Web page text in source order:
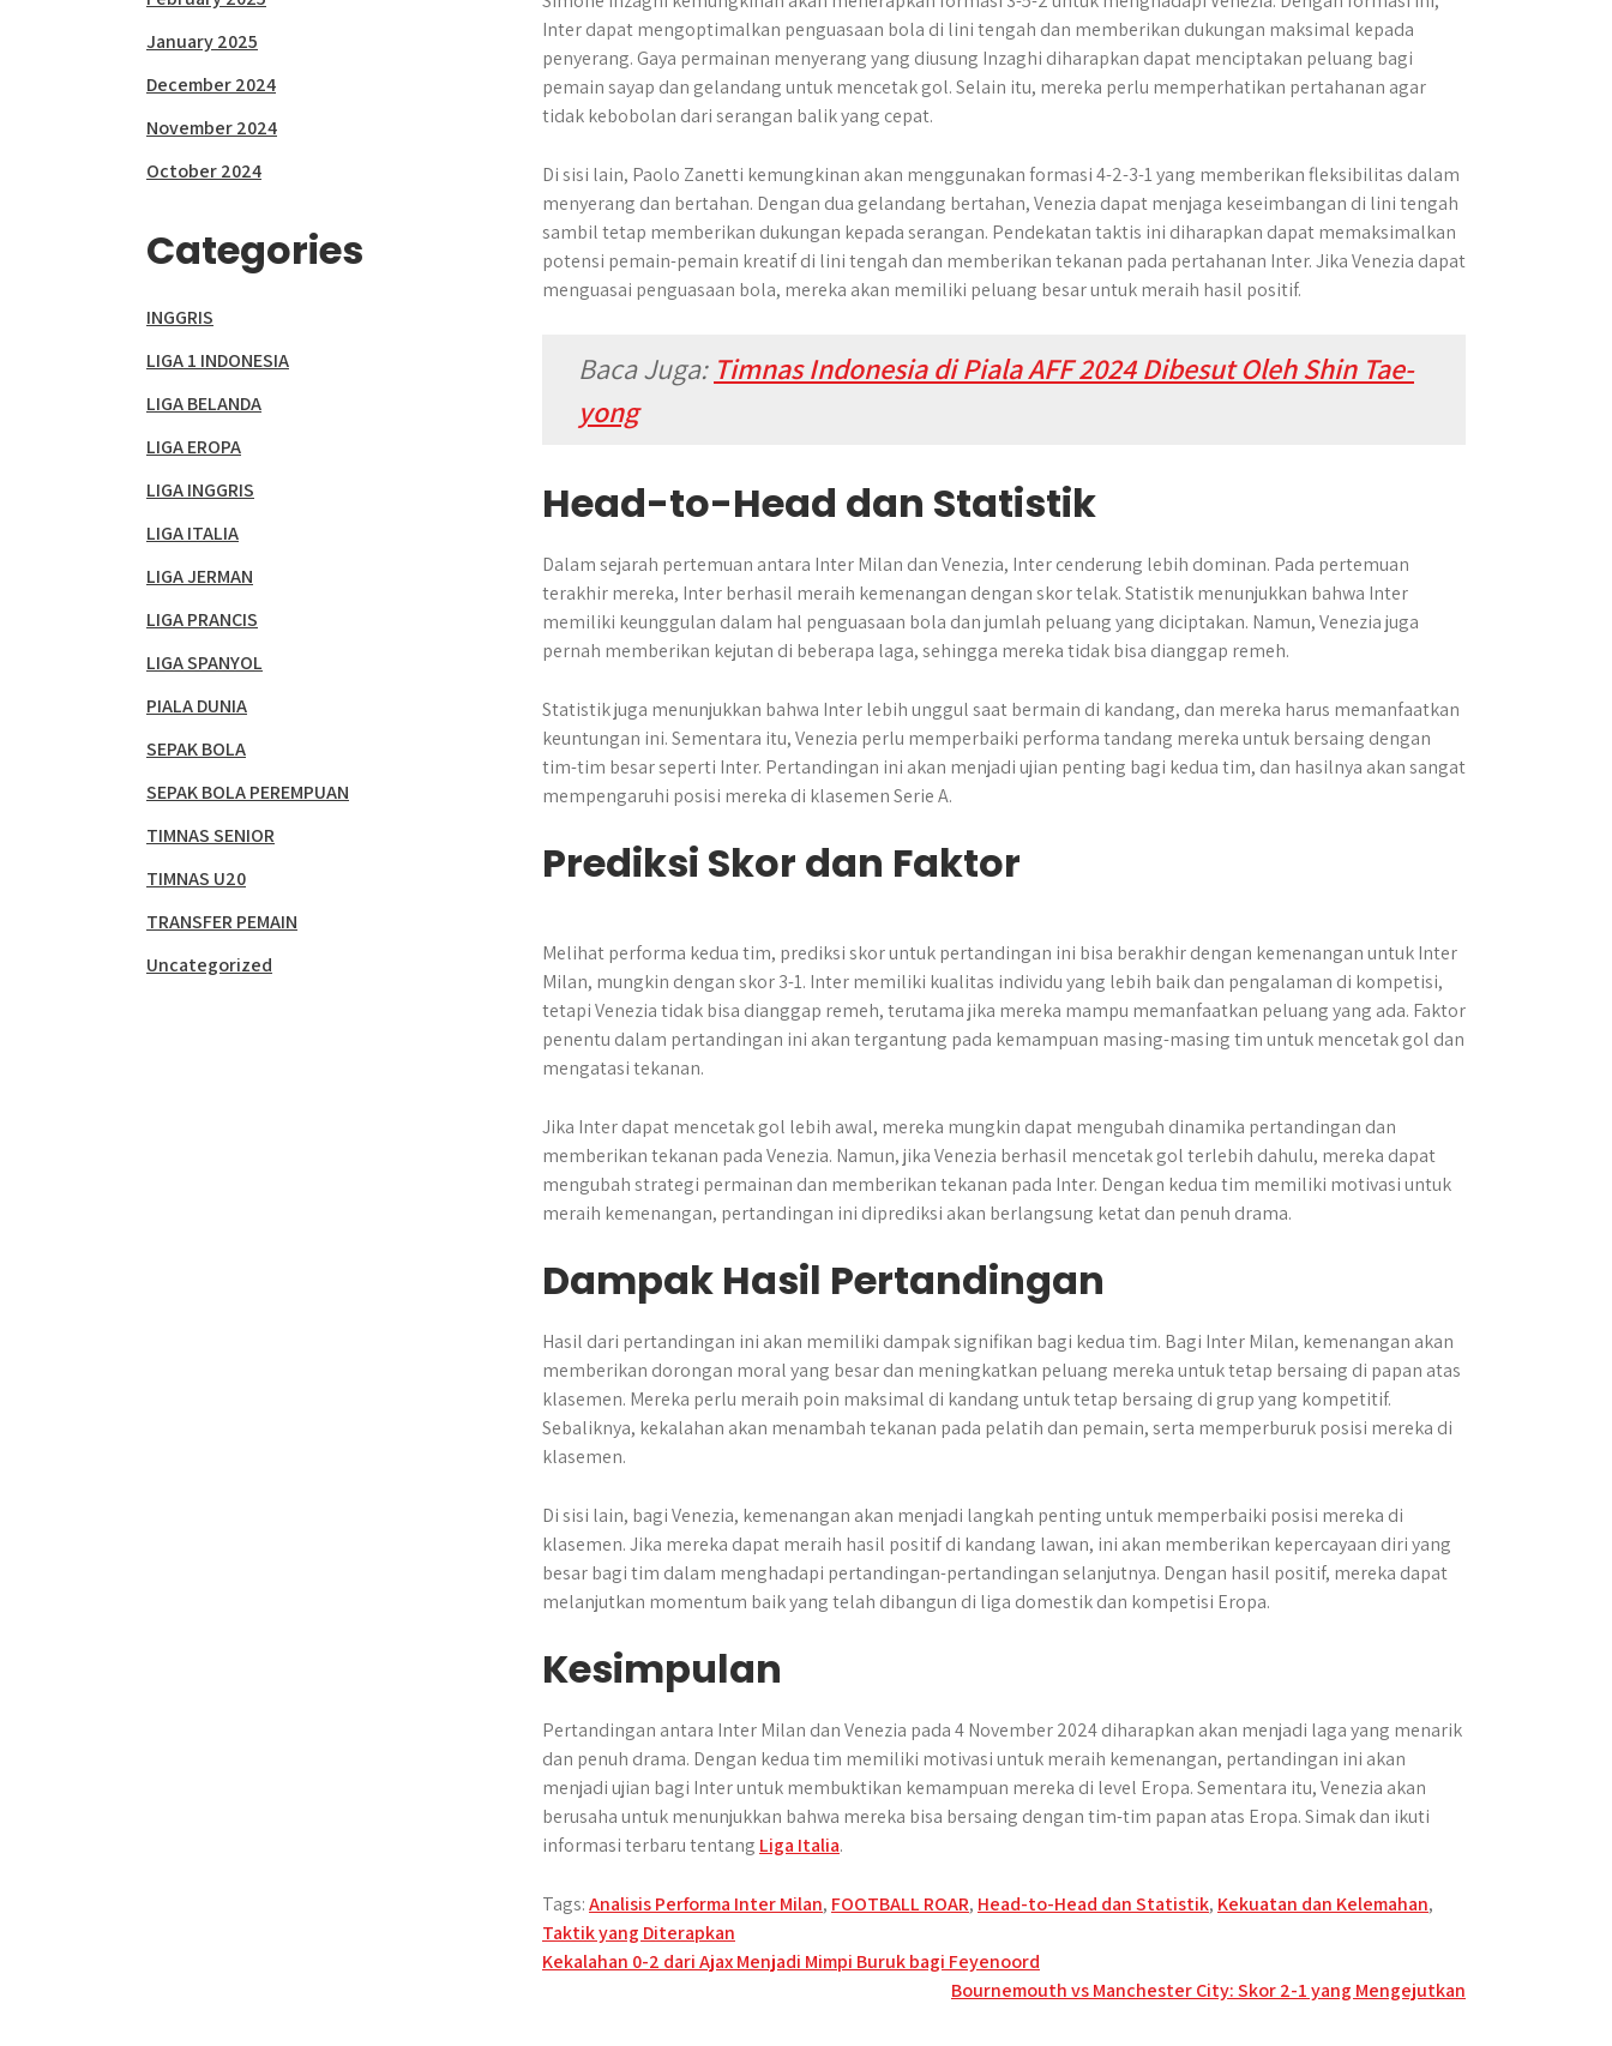
Inter dapat mengoptimalkan penguasaan bola di lini tengah dan memberikan dukungan maksimal kepada
penyerang. Gaya permainan menyerang yang diusung Inzaghi diharapkan dapat menciptakan peluang bagi
pemain sayap dan gelandang untuk mencetak gol. Selain itu, mereka perlu memperhatikan pertahanan agar
tidak kebobolan dari serangan balik yang cepat.
Di sisi lain, Paolo Zanetti kemungkinan akan menggunakan formasi 4-2-3-1 yang memberikan fleksibilitas dalam
menyerang dan bertahan. Dengan dua gelandang bertahan, Venezia dapat menjaga keseimbangan di lini tengah
sambil tetap memberikan dukungan kepada serangan. Pendekatan taktis ini diharapkan dapat memaksimalkan
potensi pemain-pemain kreatif di lini tengah dan memberikan tekanan pada pertahanan Inter. Jika Venezia dapat
menguasai penguasaan bola, mereka akan memiliki peluang besar untuk meraih hasil positif.
Baca Juga: Timnas Indonesia di Piala AFF 2024 Dibesut Oleh Shin Tae-
yong
Head-to-Head dan Statistik
Dalam sejarah pertemuan antara Inter Milan dan Venezia, Inter cenderung lebih dominan. Pada pertemuan
terakhir mereka, Inter berhasil meraih kemenangan dengan skor telak. Statistik menunjukkan bahwa Inter
memiliki keunggulan dalam hal penguasaan bola dan jumlah peluang yang diciptakan. Namun, Venezia juga
pernah memberikan kejutan di beberapa laga, sehingga mereka tidak bisa dianggap remeh.
Statistik juga menunjukkan bahwa Inter lebih unggul saat bermain di kandang, dan mereka harus memanfaatkan
keuntungan ini. Sementara itu, Venezia perlu memperbaiki performa tandang mereka untuk bersaing dengan
tim-tim besar seperti Inter. Pertandingan ini akan menjadi ujian penting bagi kedua tim, dan hasilnya akan sangat
mempengaruhi posisi mereka di klasemen Serie A.
Prediksi Skor dan Faktor
Melihat performa kedua tim, prediksi skor untuk pertandingan ini bisa berakhir dengan kemenangan untuk Inter
Milan, mungkin dengan skor 3-1. Inter memiliki kualitas individu yang lebih baik dan pengalaman di kompetisi,
tetapi Venezia tidak bisa dianggap remeh, terutama jika mereka mampu memanfaatkan peluang yang ada. Faktor
penentu dalam pertandingan ini akan tergantung pada kemampuan masing-masing tim untuk mencetak gol dan
mengatasi tekanan.
Jika Inter dapat mencetak gol lebih awal, mereka mungkin dapat mengubah dinamika pertandingan dan
memberikan tekanan pada Venezia. Namun, jika Venezia berhasil mencetak gol terlebih dahulu, mereka dapat
mengubah strategi permainan dan memberikan tekanan pada Inter. Dengan kedua tim memiliki motivasi untuk
meraih kemenangan, pertandingan ini diprediksi akan berlangsung ketat dan penuh drama.
Dampak Hasil Pertandingan
Hasil dari pertandingan ini akan memiliki dampak signifikan bagi kedua tim. Bagi Inter Milan, kemenangan akan
memberikan dorongan moral yang besar dan meningkatkan peluang mereka untuk tetap bersaing di papan atas
klasemen. Mereka perlu meraih poin maksimal di kandang untuk tetap bersaing di grup yang kompetitif.
Sebaliknya, kekalahan akan menambah tekanan pada pelatih dan pemain, serta memperburuk posisi mereka di
klasemen.
Di sisi lain, bagi Venezia, kemenangan akan menjadi langkah penting untuk memperbaiki posisi mereka di
klasemen. Jika mereka dapat meraih hasil positif di kandang lawan, ini akan memberikan kepercayaan diri yang
besar bagi tim dalam menghadapi pertandingan-pertandingan selanjutnya. Dengan hasil positif, mereka dapat
melanjutkan momentum baik yang telah dibangun di liga domestik dan kompetisi Eropa.
Kesimpulan
Pertandingan antara Inter Milan dan Venezia pada 4 November 2024 diharapkan akan menjadi laga yang menarik
dan penuh drama. Dengan kedua tim memiliki motivasi untuk meraih kemenangan, pertandingan ini akan
menjadi ujian bagi Inter untuk membuktikan kemampuan mereka di level Eropa. Sementara itu, Venezia akan
berusaha untuk menunjukkan bahwa mereka bisa bersaing dengan tim-tim papan atas Eropa. Simak dan ikuti
informasi terbaru tentang Liga Italia.
Tags:Analisis Performa Inter Milan, FOOTBALL ROAR, Head-to-Head dan Statistik, Kekuatan dan Kelemahan,
Taktik yang Diterapkan
Post
Kekalahan 0-2 dari Ajax Menjadi Mimpi Buruk bagi Feyenoord
Bournemouth vs Manchester City: Skor 2-1 yang Mengejutkan
January 2025
December 2024
November 2024
October 2024
Categories
INGGRIS
LIGA 1 INDONESIA
LIGA BELANDA
LIGA EROPA
LIGA INGGRIS
LIGA ITALIA
LIGA JERMAN
LIGA PRANCIS
LIGA SPANYOL
PIALA DUNIA
SEPAK BOLA
SEPAK BOLA PEREMPUAN
TIMNAS SENIOR
TIMNAS U20
TRANSFER PEMAIN
Uncategorized